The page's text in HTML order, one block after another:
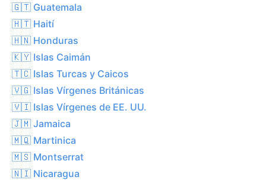
🇬🇹 Guatemala
🇭🇹 Haití
🇭🇳 Honduras
🇰🇾 Islas Caimán
🇹🇨 Islas Turcas y Caicos
🇻🇬 Islas Vírgenes Británicas
🇻🇮 Islas Vírgenes de EE. UU.
🇯🇲 Jamaica
🇲🇶 Martinica
🇲🇸 Montserrat
🇳🇮 Nicaragua